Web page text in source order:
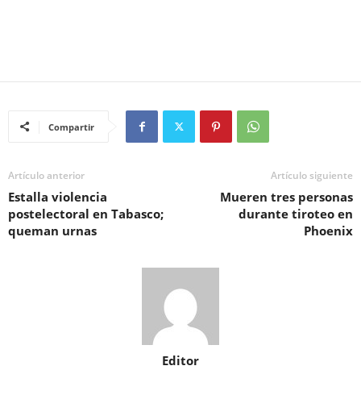
Compartir
Artículo anterior
Estalla violencia
postelectoral en Tabasco;
queman urnas
Artículo siguiente
Mueren tres personas
durante tiroteo en
Phoenix
Editor